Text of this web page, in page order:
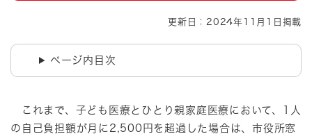
更新日：2024年11月1日掲載
ページ内目次
これまで、子ども医療とひとり親家庭医療において、1人
の自己負担額が月に2,500円を超過した場合は、市役所窓